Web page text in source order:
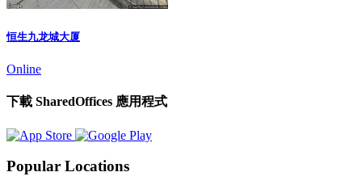
恒生九龙城大厦
Online
下載 SharedOffices 應用程式
Popular Locations